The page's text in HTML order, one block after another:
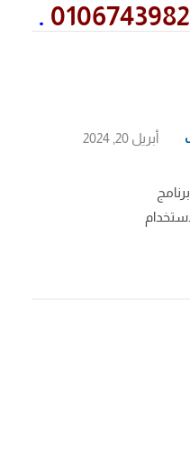
.
أبريل 20, 2024